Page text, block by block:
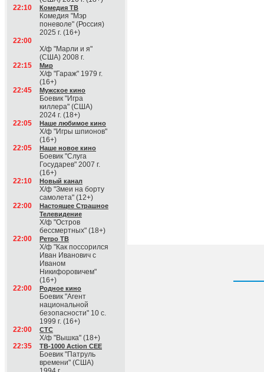
22:10
Комедия ТВ
Комедия "Мэр
поневоле" (Россия)
2025 г. (16+)
22:00
Х/ф "Марли и я"
(США) 2008 г.
22:15
Мир
Х/ф "Гараж" 1979 г.
(16+)
22:45
Мужское кино
Боевик "Игра
киллера" (США)
2024 г. (18+)
22:05
Наше любимое кино
Х/ф "Игры шпионов"
(16+)
22:05
Наше новое кино
Боевик "Слуга
Государев" 2007 г.
(16+)
22:10
Новый канал
Х/ф "Змеи на борту
самолета" (12+)
22:00
Настоящее Страшное
Телевидение
Х/ф "Остров
бессмертных" (18+)
22:00
Ретро ТВ
Х/ф "Как поссорился
Иван Иванович с
Иваном
Никифоровичем"
(16+)
22:00
Родное кино
Боевик "Агент
национальной
безопасности" 10 с.
1999 г. (16+)
22:00
СТС
Х/ф "Вышка" (18+)
22:35
ТВ-1000 Action CEE
Боевик "Патруль
времени" (США)